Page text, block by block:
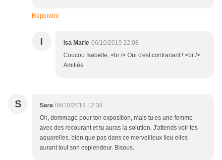
Répondre
I Isa Marie 06/10/2019 22:08
Coucou Isabelle, <br /> Oui c'est contrariant ! <br />
Amitiés
S Sara 06/10/2019 12:39
Oh, dommage pour ton exposition, mais tu es une femme
avec des recourant et tu auras la solution. J'attends voir tes
aquarelles, bien que pas dans ce merveilleux lieu elles
aurant tout son esplendeur. Bisous.